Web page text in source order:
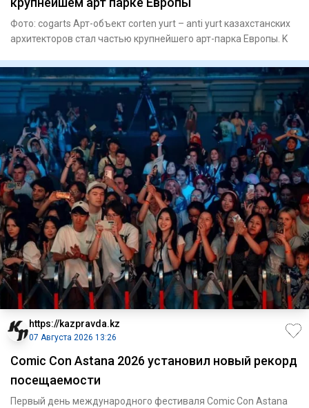
Фото: cogarts Арт-объект corten yurt – anti yurt казахстанских
архитекторов стал частью крупнейшего арт-парка Европы. K
https://kazpravda.kz
07 Августа 2026 13:26
Comic Con Astana 2026 установил новый рекорд
посещаемости
Первый день международного фестиваля Comic Con Astana